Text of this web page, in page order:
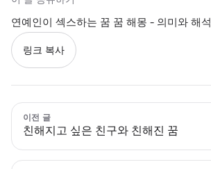
연예인이 섹스하는 꿈 꿈 해몽 - 의미와 해석
링크 복사
이전 글
친해지고 싶은 친구와 친해진 꿈